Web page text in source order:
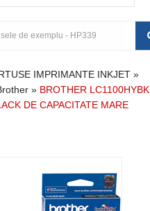
IMPRIMANTE INKJET »
» BROTHER LC1100HYBK
DE CAPACITATE MARE